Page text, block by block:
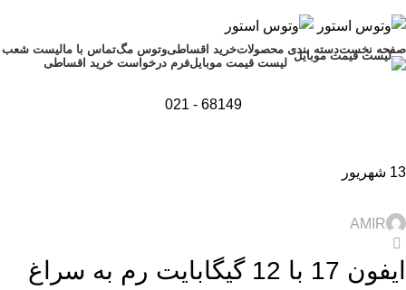
صفحه نخستدسته بندی محصولاتخرید اقساطیوتوس مگتماس با مالیست شعب
لیست قیمت موبایلفرم درخواست خرید اقساطی
68149 - 021
13 شهریور
AMIR
ایفون 17 با 12 گیگابایت رم به سراغ